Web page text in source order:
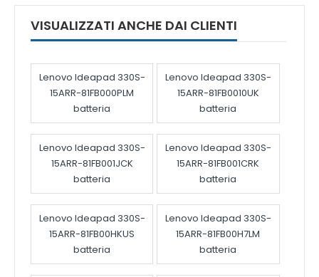
VISUALIZZATI ANCHE DAI CLIENTI
Lenovo Ideapad 330S-
15ARR-81FB000PLM
batteria
Lenovo Ideapad 330S-
15ARR-81FB0010UK
batteria
Lenovo Ideapad 330S-
15ARR-81FB001JCK
batteria
Lenovo Ideapad 330S-
15ARR-81FB001CRK
batteria
Lenovo Ideapad 330S-
15ARR-81FB00HKUS
batteria
Lenovo Ideapad 330S-
15ARR-81FB00H7LM
batteria